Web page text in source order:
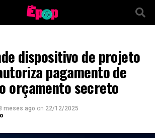
dispositivo de projeto
pagamento de
orçamento secreto
meses ago on 22/12/2025